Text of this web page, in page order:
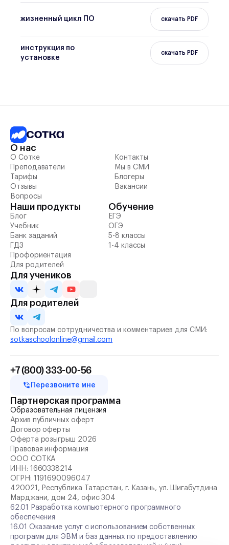
жизненный цикл ПО скачать PDF
инструкция по
установке
скачать PDF
О нас
О Сотке
Преподаватели
Тарифы
Отзывы
Вопросы
Контакты
Мы в СМИ
Блогеры
Вакансии
Наши продукты
Блог
Учебник
Банк заданий
ГДЗ
Профориентация
Для родителей
Обучение
ЕГЭ
ОГЭ
5-8 классы
1-4 классы
Для учеников
Для родителей
По вопросам сотрудничества и комментариев для СМИ:
sotkaschoolonline@gmail.com
+7 (800) 333-00-56
Перезвоните мне
Партнерская программа
Образовательная лицензия
Архив публичных оферт
Договор оферты
Оферта розыгрыш 2026
Правовая информация
ООО СОТКА
ИНН: 1660338214
ОГРН: 1191690096047
420021, Республика Татарстан, г. Казань, ул. Шигабутдина
Марджани, дом 24, офис 304
62.01 Разработка компьютерного программного
обеспечения
16.01 Оказание услуг с использованием собственных
программ для ЭВМ и баз данных по предоставлению